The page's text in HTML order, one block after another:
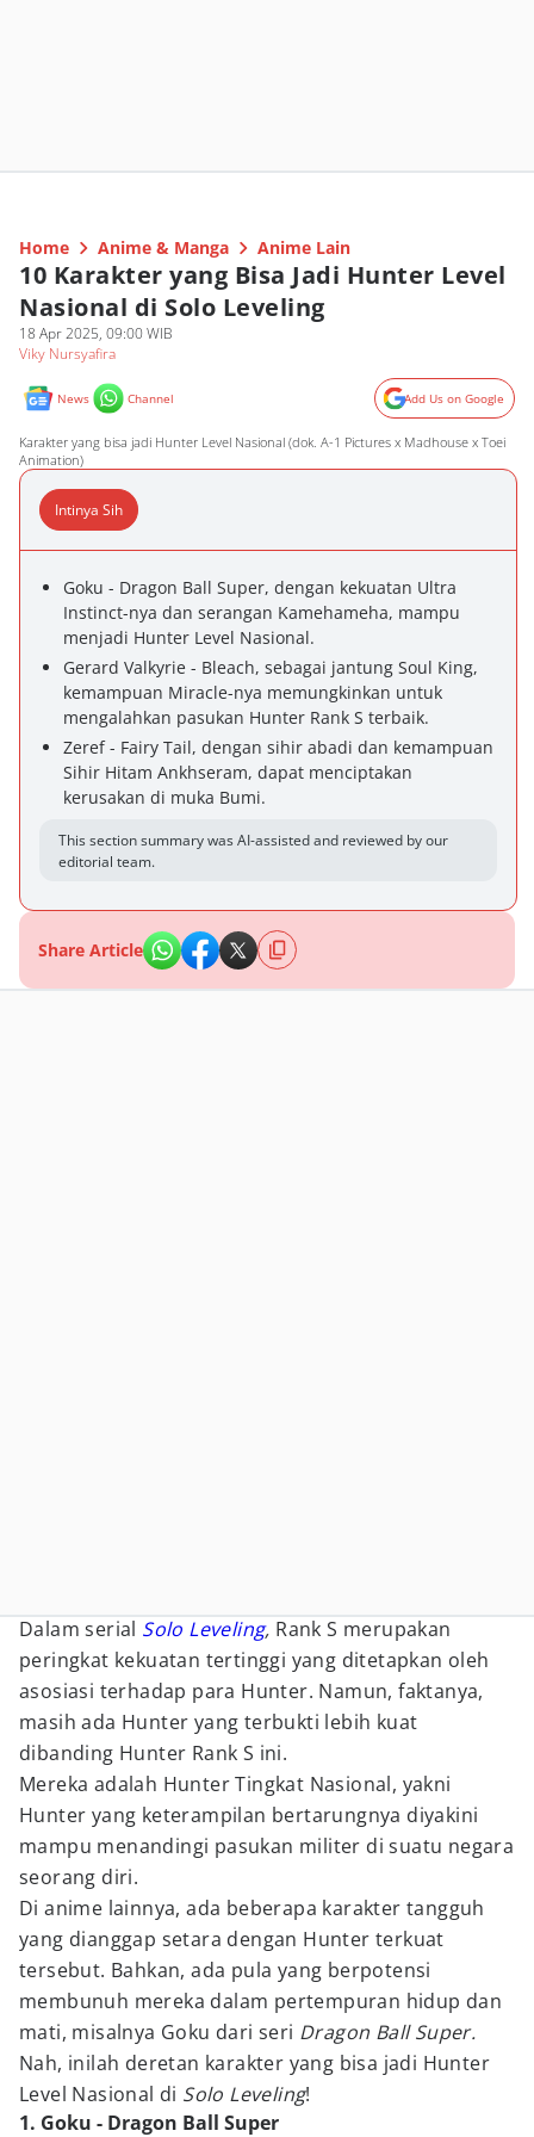
Home Anime & Manga Anime Lain
10 Karakter yang Bisa Jadi Hunter Level
Nasional di Solo Leveling
18 Apr 2025, 09:00 WIB
Viky Nursyafira
News Channel Add Us on Google
Karakter yang bisa jadi Hunter Level Nasional (dok. A-1 Pictures x Madhouse x Toei
Animation)
Intinya Sih
Goku - Dragon Ball Super, dengan kekuatan Ultra
Instinct-nya dan serangan Kamehameha, mampu
menjadi Hunter Level Nasional.
Gerard Valkyrie - Bleach, sebagai jantung Soul King,
kemampuan Miracle-nya memungkinkan untuk
mengalahkan pasukan Hunter Rank S terbaik.
Zeref - Fairy Tail, dengan sihir abadi dan kemampuan
Sihir Hitam Ankhseram, dapat menciptakan
kerusakan di muka Bumi.
This section summary was AI-assisted and reviewed by our
editorial team.
Share Article
Dalam serial Solo Leveling, Rank S merupakan
peringkat kekuatan tertinggi yang ditetapkan oleh
asosiasi terhadap para Hunter. Namun, faktanya,
masih ada Hunter yang terbukti lebih kuat
dibanding Hunter Rank S ini.
Mereka adalah Hunter Tingkat Nasional, yakni
Hunter yang keterampilan bertarungnya diyakini
mampu menandingi pasukan militer di suatu negara
seorang diri.
Di anime lainnya, ada beberapa karakter tangguh
yang dianggap setara dengan Hunter terkuat
tersebut. Bahkan, ada pula yang berpotensi
membunuh mereka dalam pertempuran hidup dan
mati, misalnya Goku dari seri Dragon Ball Super.
Nah, inilah deretan karakter yang bisa jadi Hunter
Level Nasional di Solo Leveling!
1. Goku - Dragon Ball Super